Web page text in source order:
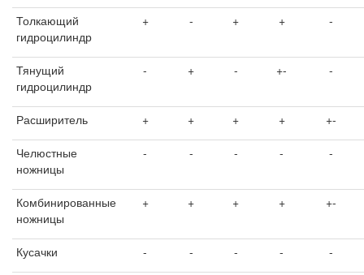
Толкающий
гидроцилиндр
+ - + + -
Тянущий
гидроцилиндр
- + - +- -
Расширитель + + + + +-
Челюстные
ножницы
- - - - -
Комбинированные
ножницы
+ + + + +-
Кусачки - - - - -